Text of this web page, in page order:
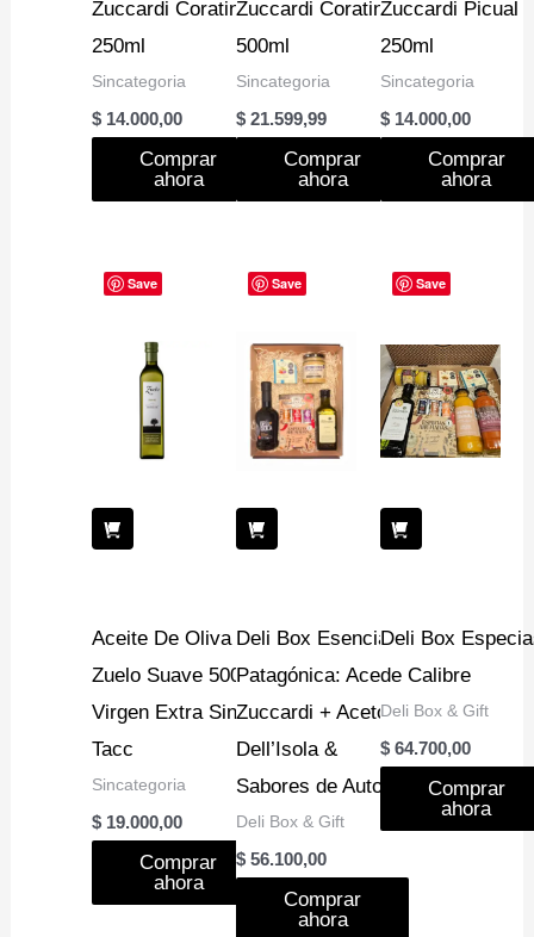
Zuccardi Coratina
250ml
Sincategoria
$ 14.000,00
Comprar
ahora
Zuccardi Coratina
500ml
Sincategoria
$ 21.599,99
Comprar
ahora
Zuccardi Picual
250ml
Sincategoria
$14.000,00
Comprar
ahora
Save
Aceite De Oliva
Zuelo Suave 500ml
Virgen Extra Sin
Tacc
Sincategoria
$ 19.000,00
Comprar
ahora
Save
Deli Box Esencia
Patagónica: Aceite
Zuccardi + Aceto
Dell’Isola &
Sabores de Autor
Deli Box & Gift
$ 56.100,00
Comprar
ahora
Save
Deli Box
de Calibre
Deli Box & Gift
$64.700,00
Comprar
ahora